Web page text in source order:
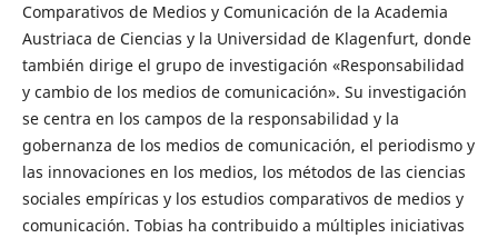
Comparativos de Medios y Comunicación de la Academia
Austriaca de Ciencias y la Universidad de Klagenfurt, donde
también dirige el grupo de investigación «Responsabilidad
y cambio de los medios de comunicación». Su investigación
se centra en los campos de la responsabilidad y la
gobernanza de los medios de comunicación, el periodismo y
las innovaciones en los medios, los métodos de las ciencias
sociales empíricas y los estudios comparativos de medios y
comunicación. Tobias ha contribuido a múltiples iniciativas